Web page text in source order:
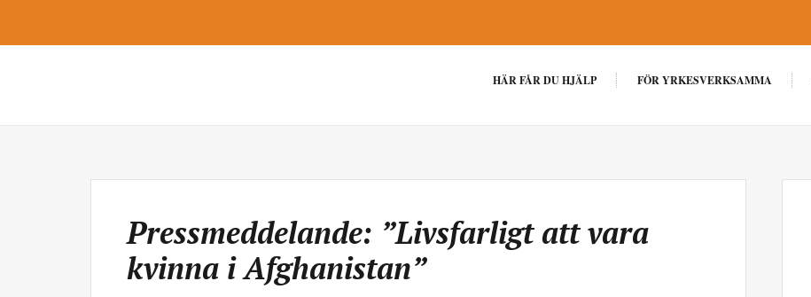
HÄR FÅR DU HJÄLP FÖR YRKESVERKSAMMA
Pressmeddelande: ”Livsfarligt att vara
kvinna i Afghanistan”